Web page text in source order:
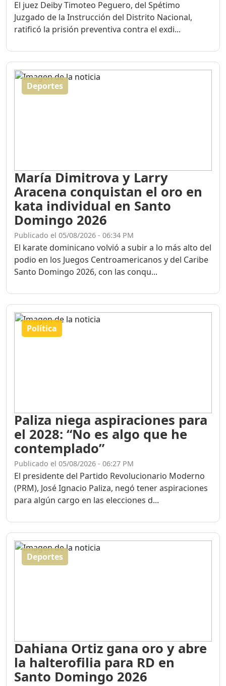
El juez Deiby Timoteo Peguero, del Spétimo
Juzgado de la Instrucción del Distrito Nacional,
ratificó la prisión preventiva contra el exdi...
Deportes
María Dimitrova y Larry
Aracena conquistan el oro en
kata individual en Santo
Domingo 2026
Publicado el 05/08/2026 - 06:34 PM
El karate dominicano volvió a subir a lo más alto del
podio en los Juegos Centroamericanos y del Caribe
Santo Domingo 2026, con las conqu...
Política
Paliza niega aspiraciones para
el 2028: “No es algo que he
contemplado”
Publicado el 05/08/2026 - 06:27 PM
El presidente del Partido Revolucionario Moderno
(PRM), José Ignacio Paliza, negó tener aspiraciones
para algún cargo en las elecciones d...
Deportes
Dahiana Ortiz gana oro y abre
la halterofilia para RD en
Santo Domingo 2026